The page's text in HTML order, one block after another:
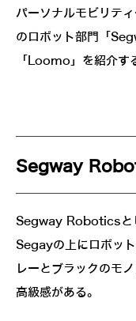
パーソナルモビリテ
のロボット部門「
「Loomo」を紹介す
Segway
Segway Roboticsと
Segayの上にロボッ
レーとブラックのモ
高級感がある。